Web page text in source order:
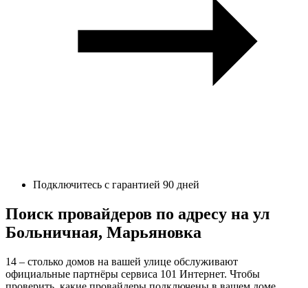
Подключитесь с гарантией 90 дней
Поиск провайдеров по адресу на ул
Больничная, Марьяновка
14 – столько домов на вашей улице обслуживают
официальные партнёры сервиса 101 Интернет. Чтобы